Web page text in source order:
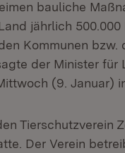
bauliche
jährlich 500.000
Kommunen bzw.
der Minister für
(9. Januar)
Tierschutzverein
Der Verein